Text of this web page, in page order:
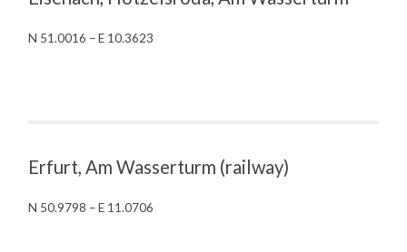
N 51.0016 – E 10.3623
Erfurt, Am Wasserturm (railway)
N 50.9798 – E 11.0706